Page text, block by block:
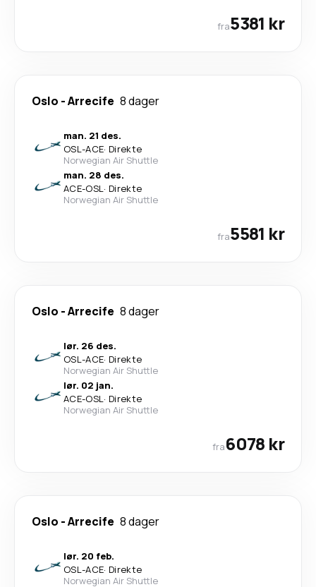
fra5381 kr
Oslo -Arrecife 8 dager
man. 21 des.
OSL-ACE· Direkte
Norwegian Air Shuttle
man. 28 des.
ACE-OSL· Direkte
Norwegian Air Shuttle
fra5581 kr
Oslo -Arrecife 8 dager
lør. 26 des.
OSL-ACE· Direkte
Norwegian Air Shuttle
lør. 02 jan.
ACE-OSL· Direkte
Norwegian Air Shuttle
fra6078 kr
Oslo -Arrecife 8 dager
lør. 20 feb.
OSL-ACE· Direkte
Norwegian Air Shuttle